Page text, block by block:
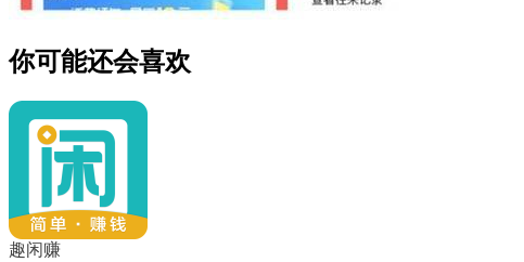
你可能还会喜欢
趣闲赚